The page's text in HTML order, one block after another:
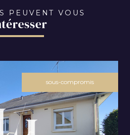
PEUVENT VOUS
sous-compromis